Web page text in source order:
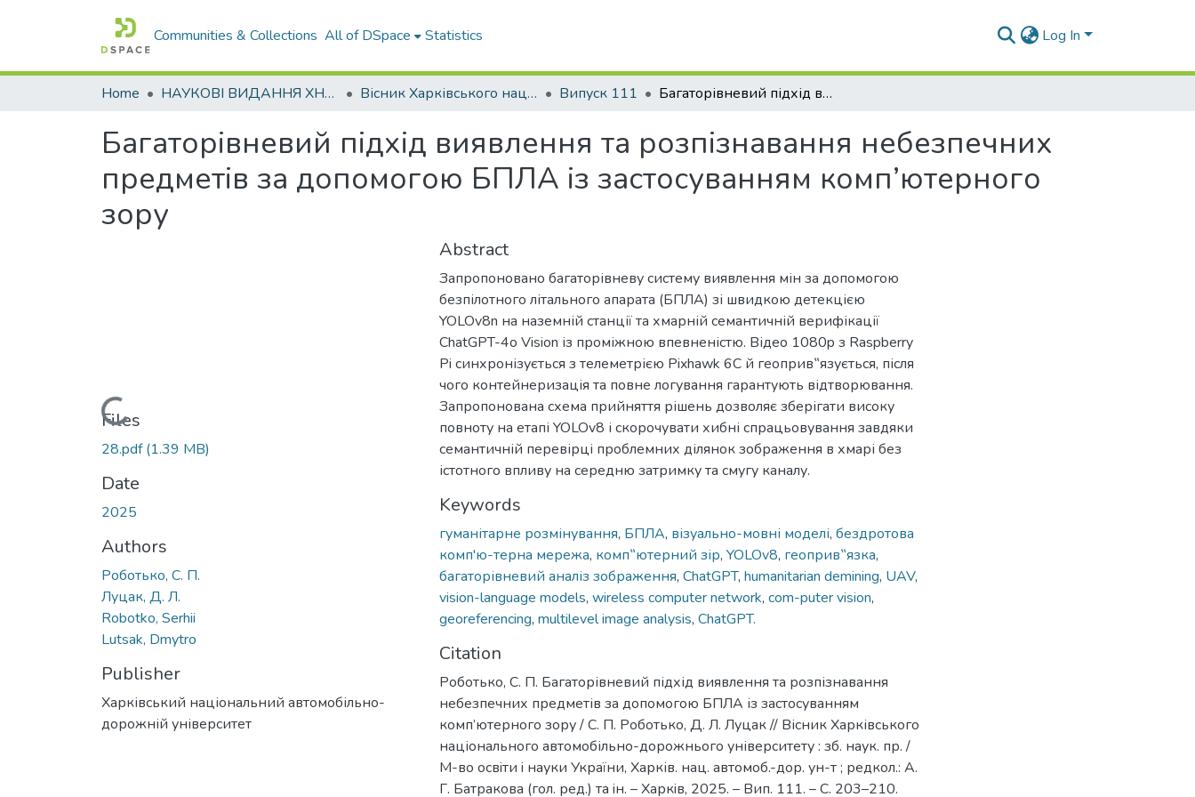
Communities & Collections All of DSpace Statistics Log In
Home НАУКОВІ ВИДАННЯ ХНАДУ Вісник Харківського національного автомобільно-дорожнього університету / Вестник Харьковского национального автомобильно-дорожного университета Випуск 111 Багаторівневий підхід виявлення та розпізнавання небезпечних предметів за допомогою БПЛА із застосуванням комп’ютерного зору
Багаторівневий підхід виявлення та розпізнавання небезпечних
предметів за допомогою БПЛА із застосуванням комп’ютерного
зору
Loading...
Files
28.pdf(1.39 MB)
Date
2025
Authors
Роботько, С. П.
Луцак, Д. Л.
Robotko, Serhii
Lutsak, Dmytro
Publisher
Харківський національний автомобільно-
дорожній університет
Abstract
Запропоновано багаторівневу систему виявлення мін за допомогою
безпілотного літального апарата (БПЛА) зі швидкою детекцією
YOLOv8n на наземній станції та хмарній семантичній верифікації
ChatGPT-4o Vision із проміжною впевненістю. Відео 1080p з Raspberry
Pi синхронізується з телеметрією Pixhawk 6C й геоприв‟язується, після
чого контейнеризація та повне логування гарантують відтворювання.
Запропонована схема прийняття рішень дозволяє зберігати високу
повноту на етапі YOLOv8 і скорочувати хибні спрацьовування завдяки
семантичній перевірці проблемних ділянок зображення в хмарі без
істотного впливу на середню затримку та смугу каналу.
Keywords
гуманітарне розмінування, БПЛА, візуально-мовні моделі, бездротова
комп'ю-терна мережа, комп‟ютерний зір, YOLOv8, геоприв‟язка,
багаторівневий аналіз зображення, ChatGPT, humanitarian demining, UAV,
vision-language models, wireless computer network, com-puter vision,
georeferencing, multilevel image analysis, ChatGPT.
Citation
Роботько, С. П. Багаторівневий підхід виявлення та розпізнавання
небезпечних предметів за допомогою БПЛА із застосуванням
комп’ютерного зору / С. П. Роботько, Д. Л. Луцак // Вісник Харківського
національного автомобільно-дорожнього університету : зб. наук. пр. /
М-во освiти i науки України, Харків. нац. автомоб.-дор. ун-т ; редкол.: А.
Г. Батракова (гол. ред.) та iн. – Харкiв, 2025. – Вип. 111. – С. 203–210.